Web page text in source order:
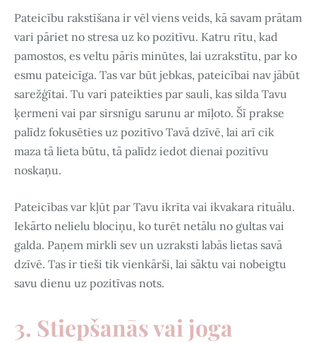
Pateicību rakstīšana ir vēl viens veids, kā savam prātam
vari pāriet no stresa uz ko pozitīvu. Katru rītu, kad
pamostos, es veltu pāris minūtes, lai uzrakstītu, par ko
esmu pateicīga. Tas var būt jebkas, pateicībai nav jābūt
sarežģītai. Tu vari pateikties par sauli, kas silda Tavu
ķermeni vai par sirsnīgu sarunu ar mīļoto. Šī prakse
palīdz fokusēties uz pozitīvo Tavā dzīvē, lai arī cik
maza tā lieta būtu, tā palīdz iedot dienai pozitīvu
noskaņu.
Pateicības var kļūt par Tavu ikrīta vai ikvakara rituālu.
Iekārto nelielu blociņu, ko turēt netālu no gultas vai
galda. Paņem mirkli sev un uzraksti labās lietas savā
dzīvē. Tas ir tieši tik vienkārši, lai sāktu vai nobeigtu
savu dienu uz pozitīvas nots.
3. Stiepšanās vai joga